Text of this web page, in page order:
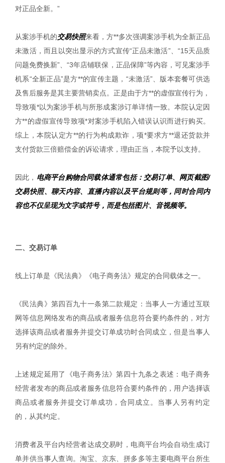
对正品全新。”
从案涉手机的交易快照来看，方**多次强调案涉手机为全新正品
未激活，而且以突出显示的方式宣传“正品未激活”、“15天品质
问题免费换新”、“3年店铺联保，正品保障”等内容，可见案涉手
机系“全新正品”是方**的宣传主题，“未激活”、版本套餐可供选
及售后服务是其主要营销卖点。正是由于方**的虚假宣传行为，
导致项*以为案涉手机与所形成案涉订单详情一致。本院认定因
方**的虚假宣传导致项*对案涉手机陷入错误认识而进行购买。
综上，本院认定方**的行为构成欺诈，项*要求方**退还货款并
支付货款三倍赔偿金的诉讼请求，理由正当，本院予以支持。
因此， 电商平台购物合同载体通常包括：交易订单、网页截图/
交易快照、聊天内容、直播内容以及平台规则等，同时合同内
容也不仅呈现为文字或符号，而是包括图片、音视频等。
二、交易订单
线上订单是《民法典》《电子商务法》规定的合同载体之一。
《民法典》第四百九十一条第二款规定：当事人一方通过互联
网等信息网络发布的商品或者服务信息符合要约条件的，对方
选择该商品或者服务并提交订单成功时合同成立，但是当事人
另有约定的除外。
上述规定延用了《电子商务法》第四十九条之表述：电子商务
经营者发布的商品或者服务信息符合要约条件的，用户选择该
商品或者服务并提交订单成功，合同成立。当事人另有约定
的，从其约定。
消费者及平台内经营者达成交易时，电商平台均会自动生成订
单并供当事人查询。淘宝、京东、拼多多等主要电商平台所生